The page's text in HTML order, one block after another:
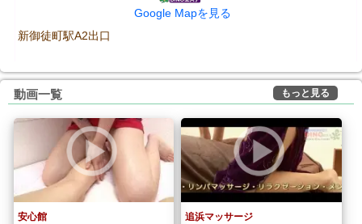
Google Mapを見る
新御徒町駅A2出口
動画一覧 もっと見る
安心館 追浜マッサージ